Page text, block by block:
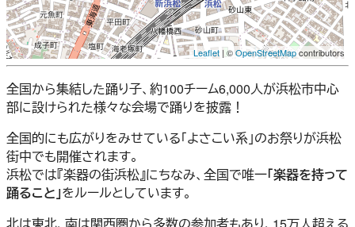
Leaflet | ©OpenStreetMapcontributors
全国から集結した踊り子、約100チーム6,000人が浜松市中心
部に設けられた様々な会場で踊りを披露！
全国的にも広がりをみせている「よさこい系」のお祭りが浜松
街中でも開催されます。
浜松では『楽器の街浜松』にちなみ、全国で唯一「楽器を持って
踊ること」をルールとしています。